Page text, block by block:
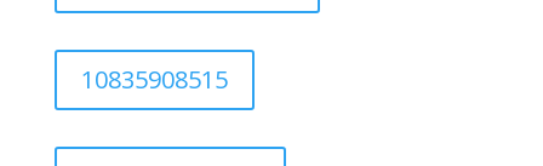
10835908515